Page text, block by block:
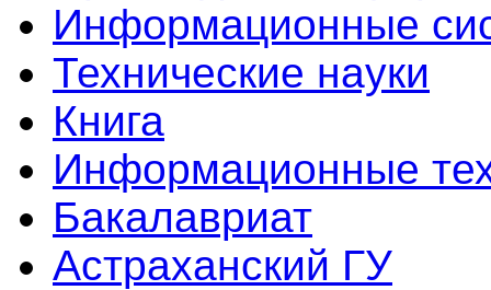
Информационные
Технические науки
Книга
Информационные
Бакалавриат
Астраханский ГУ